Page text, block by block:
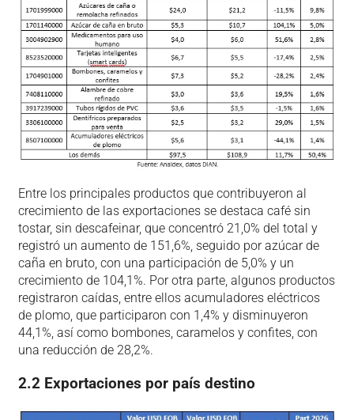
Entre los principales productos que contribuyeron al
crecimiento de las exportaciones se destaca café sin
tostar, sin descafeinar, que concentró 21,0% del total y
registró un aumento de 151,6%, seguido por azúcar de
caña en bruto, con una participación de 5,0% y un
crecimiento de 104,1%. Por otra parte, algunos productos
registraron caídas, entre ellos acumuladores eléctricos
de plomo, que participaron con 1,4% y disminuyeron
44,1%, así como bombones, caramelos y confites, con
una reducción de 28,2%.
2.2 Exportaciones por país destino